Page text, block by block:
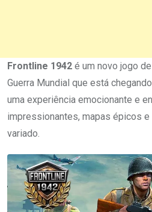
Frontline 1942 é um novo jogo
Guerra Mundial que está
uma experiência emocionante e
impressionantes, mapas épicos e
variado.